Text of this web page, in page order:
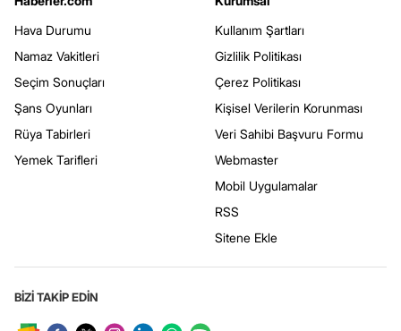
Hava Durumu
Namaz Vakitleri
Seçim Sonuçları
Şans Oyunları
Rüya Tabirleri
Yemek Tarifleri
Kullanım Şartları
Gizlilik Politikası
Çerez Politikası
Kişisel Verilerin Korunması
Veri Sahibi Başvuru Formu
Webmaster
Mobil Uygulamalar
RSS
Sitene Ekle
BİZİ TAKİP EDİN